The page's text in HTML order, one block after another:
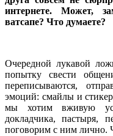
интернете. Может,
ватсапе? Что думаете?
Очередной лукавой
попытку свести
переписываются,
эмоций: смайлы и
мы хотим вживую
докладчика, пастыря,
поговорим с ним лично.